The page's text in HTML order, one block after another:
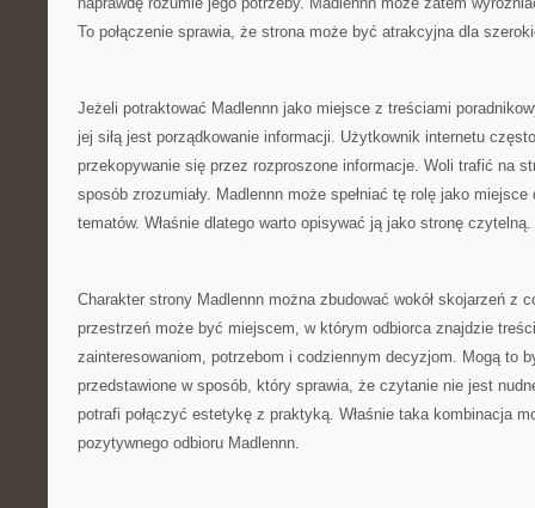
To połączenie sprawia, że strona może być atrakcyjna dla
Jeżeli potraktować Madlennn jako miejsce z treściami
jej siłą jest porządkowanie informacji. Użytkownik internetu
przekopywanie się przez rozproszone informacje. Woli trafić na
sposób zrozumiały. Madlennn może spełniać tę rolę jako
tematów. Właśnie dlatego warto opisywać ją jako stronę czytelną.
Charakter strony Madlennn można zbudować wokół skojarzeń z
przestrzeń może być miejscem, w którym odbiorca znajdzie
zainteresowaniom, potrzebom i codziennym decyzjom. Mogą to
przedstawione w sposób, który sprawia, że czytanie nie jest
potrafi połączyć estetykę z praktyką. Właśnie taka kombinacja
pozytywnego odbioru Madlennn.